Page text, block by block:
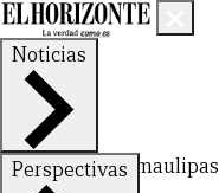
Noticias
Nuevo LeónTamaulipas
Perspectivas